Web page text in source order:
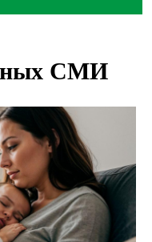
на 4 дня объявлена в
куньих
Дубровино под
Кубка